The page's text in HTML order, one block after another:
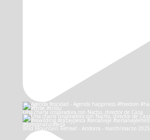
Una charla inspiradora con Nacho, director de Caza
Wild Mountain Retreat - Andorra - march/marzo 2025